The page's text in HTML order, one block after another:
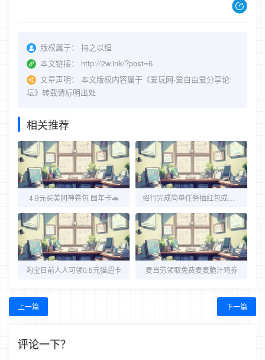
版权属于：
持之以恒
本文链接：
http://2w.ink/?post=6
文章声明：
本文版权内容属于《爱玩网-爱自由爱分享论
坛》转载请标明出处
相关推荐
4.9元买美团神卷包 囤年卡🚗
淘宝目前人人可领0.5元猫超卡 麦当劳领取免费麦麦脆汁鸡券
上一篇 下一篇
评论一下？